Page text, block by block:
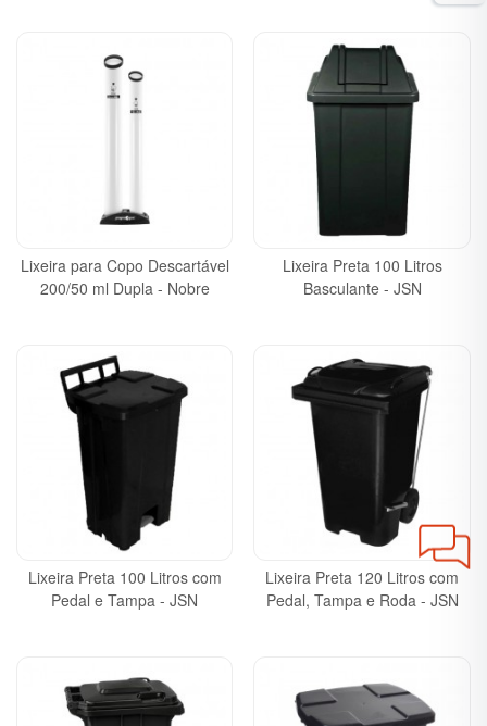
Lixeira para Copo Descartável
200/50 ml Dupla - Nobre
Lixeira Preta 100 Litros
Basculante - JSN
Lixeira Preta 100 Litros com
Pedal e Tampa - JSN
Lixeira Preta 120 Litros com
Pedal, Tampa e Roda - JSN